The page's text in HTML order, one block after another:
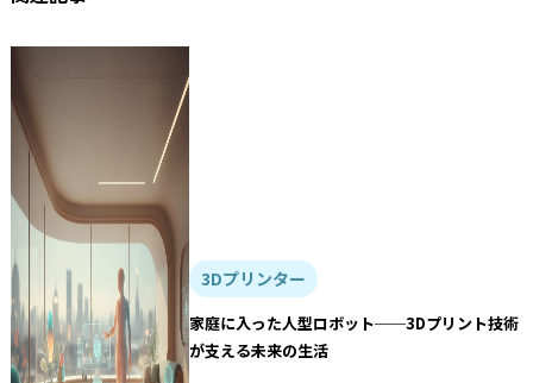
3Dプリンター
家庭に入った人型ロボット──3Dプリント技術
が支える未来の生活